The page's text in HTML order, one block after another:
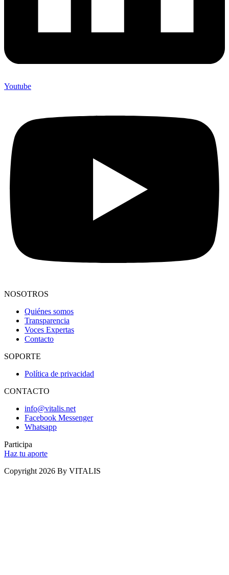
Youtube
NOSOTROS
Quiénes somos
Transparencia
Voces Expertas
Contacto
SOPORTE
Política de privacidad
CONTACTO
info@vitalis.net
Facebook Messenger
Whatsapp
Participa
Haz tu aporte
Copyright 2026 By VITALIS